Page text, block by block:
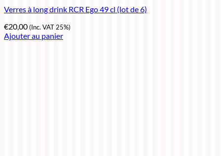
Verres à long drink RCR Ego 49 cl (lot de 6)
€20,00(Inc. VAT 25%)
Ajouter au panier